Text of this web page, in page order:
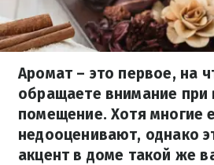
Аромат – это первое, на
обращаете внимание при
помещение. Хотя многие
недооценивают, однако
акцент в доме такой же